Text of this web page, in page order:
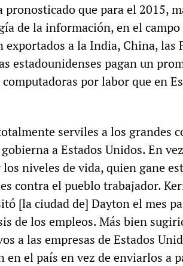
pronosticado que para el 2015,
de la información, en el
a la India, China, las
estadounidenses pagan un
por labor que en
serviles a los grandes
a Estados Unidos. En
niveles de vida, quien gane
contra el pueblo trabajador.
[la ciudad de] Dayton el mes
de los empleos. Más bien
a las empresas de Estados
el país en vez de enviarlos a